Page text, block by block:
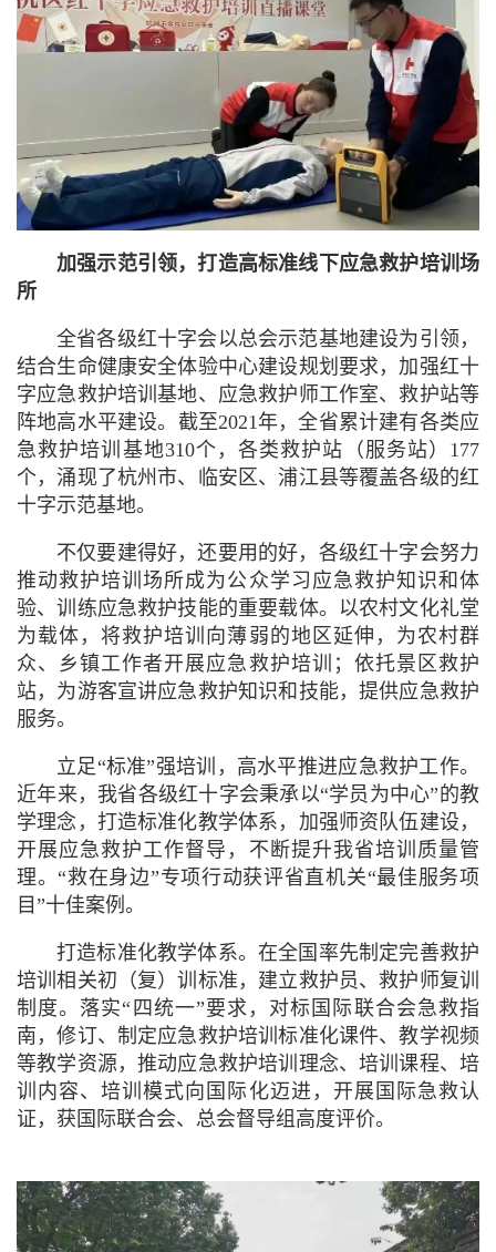
加强示范引领，打造高标准线下应急救护培训场
所
全省各级红十字会以总会示范基地建设为引领，
结合生命健康安全体验中心建设规划要求，加强红十
字应急救护培训基地、应急救护师工作室、救护站等
阵地高水平建设。截至2021年，全省累计建有各类应
急救护培训基地310个，各类救护站（服务站）177
个，涌现了杭州市、临安区、浦江县等覆盖各级的红
十字示范基地。
不仅要建得好，还要用的好，各级红十字会努力
推动救护培训场所成为公众学习应急救护知识和体
验、训练应急救护技能的重要载体。以农村文化礼堂
为载体，将救护培训向薄弱的地区延伸，为农村群
众、乡镇工作者开展应急救护培训；依托景区救护
站，为游客宣讲应急救护知识和技能，提供应急救护
服务。
立足“标准”强培训， 高水平推进应急救护工作。
近年来，我省各级红十字会秉承以“学员为中心”的教
学理念，打造标准化教学体系，加强师资队伍建设，
开展应急救护工作督导，不断提升我省培训质量管
理。“救在身边”专项行动获评省直机关“最佳服务项
目”十佳案例。
打造标准化教学体系。 在全国率先制定完善救护
培训相关初（复）训标准，建立救护员、救护师复训
制度。落实“四统一”要求，对标国际联合会急救指
南，修订、制定应急救护培训标准化课件、教学视频
等教学资源，推动应急救护培训理念、培训课程、培
训内容、培训模式向国际化迈进，开展国际急救认
证，获国际联合会、总会督导组高度评价。